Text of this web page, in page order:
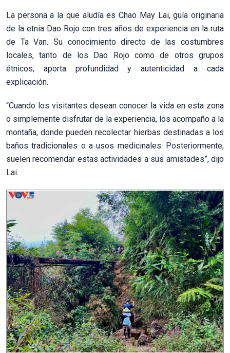
La persona a la que aludía es Chao May Lai, guía originaria
de la etnia Dao Rojo con tres años de experiencia en la ruta
de Ta Van. Su conocimiento directo de las costumbres
locales, tanto de los Dao Rojo como de otros grupos
étnicos, aporta profundidad y autenticidad a cada
explicación.
“Cuando los visitantes desean conocer la vida en esta zona
o simplemente disfrutar de la experiencia, los acompaño a la
montaña, donde pueden recolectar hierbas destinadas a los
baños tradicionales o a usos medicinales. Posteriormente,
suelen recomendar estas actividades a sus amistades”, dijo
Lai.